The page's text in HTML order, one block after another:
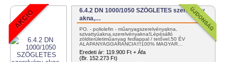
6.4.2 DN 1000/1050 SZÖGLETES szerelvény
akna,…
PO. - poliolefin - műanyagszerelvényakna,
szivattyúakna,szerelvényakna!Lépésálló
zöldterületiműanyag fedlappal / tetővel.50 ÉV
ALAPANYAGGARANCIA!!!100% MAGYAR…
Eredeti ár: 119.900 Ft + Áfa
(Br. 152.273 Ft)